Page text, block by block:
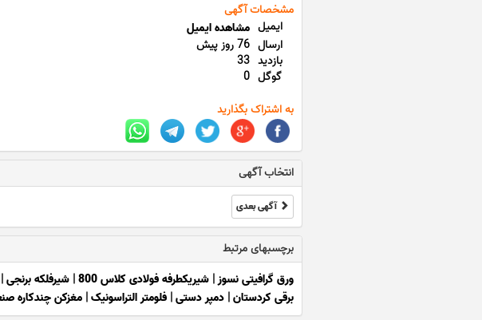
مشخصات آگهی
ایمیل مشاهده ایمیل
ارسال 76 روز پیش
بازدید 33
گوگل 0
به اشتراک بگذارید
انتخاب آگهی
آگهی بعدی
برچسبهای مرتبط
ورق گرافیتی نسوز|شیریکطرفه فولادی کلاس 800 |شیرفلکه برنجی
برقی کردستان|دمپر دستی|فلومتر التراسونیک|مغزکن چندکاره